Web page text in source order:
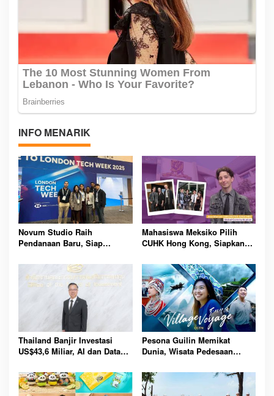
INFO MENARIK
Novum Studio Raih
Pendanaan Baru, Siap
Platform AI Ahoy Project
Global
Mahasiswa Meksiko Pilih
CUHK Hong Kong, Siapkan
Beasiswa Internasional
Bergengsi
Thailand Banjir Investasi
US$43,6 Miliar, AI dan Data
Ekonomi Baru Nasional
Pesona Guilin Memikat
Dunia, Wisata Pedesaan
dan Alam Tak Terlupakan
Bersama